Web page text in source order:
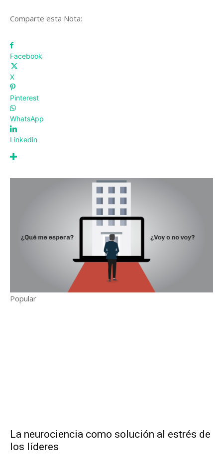
Comparte esta Nota:
Facebook
X
Pinterest
WhatsApp
Linkedin
Popular
La neurociencia como solución al estrés de
los líderes